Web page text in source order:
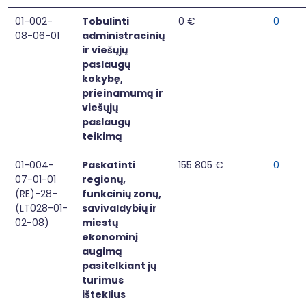
01-002-
08-06-01
Tobulinti
administracinių
ir viešųjų
paslaugų
kokybę,
prieinamumą ir
viešųjų
paslaugų
teikimą
0 € 0
01-004-
07-01-01
(RE)-28-
(LT028-01-
02-08)
Paskatinti
regionų,
funkcinių zonų,
savivaldybių ir
miestų
ekonominį
augimą
pasitelkiant jų
turimus
išteklius
155 805 € 0